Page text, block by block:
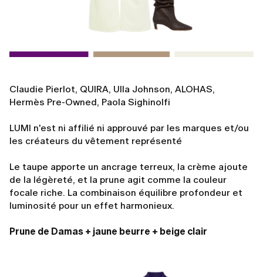
Claudie Pierlot, QUIRA, Ulla Johnson, ALOHAS,
Hermès Pre-Owned, Paola Sighinolfi
LUMI n'est ni affilié ni approuvé par les marques et/ou
les créateurs du vêtement représenté
Le taupe apporte un ancrage terreux, la crème ajoute
de la légèreté, et la prune agit comme la couleur
focale riche. La combinaison équilibre profondeur et
luminosité pour un effet harmonieux.
Prune de Damas + jaune beurre + beige clair